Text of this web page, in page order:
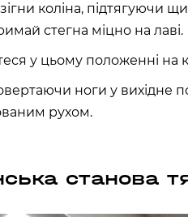
коліна, підтягуючи
стегна міцно на лаві.
у цьому положенні на
ноги у вихідне
рухом.
станова